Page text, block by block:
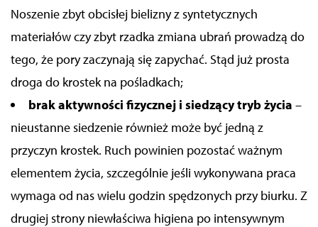
Noszenie zbyt obcisłej bielizny z syntetycznych
materiałów czy zbyt rzadka zmiana ubrań prowadzą do
tego, że pory zaczynają się zapychać. Stąd już prosta
droga do krostek na pośladkach;
brak aktywności fizycznej i siedzący tryb życia –
nieustanne siedzenie również może być jedną z
przyczyn krostek. Ruch powinien pozostaćważnym
elementem życia, szczególnie jeśli wykonywana praca
wymaga od nas wielu godzin spędzonych przy biurku. Z
drugiej strony niewłaściwa higiena po intensywnym